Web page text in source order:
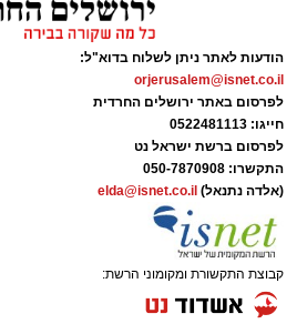
הודעות לאתר ניתן לשלוח בדוא"ל:
orjerusalem@isnet.co.il
לפרסום באתר ירושלים החרדית
חייגו: 0522481113
לפרסום ברשת ישראל נט
התקשרו: 050-7870908
(אלדה נתנאל) elda@isnet.co.il
קבוצת התקשורת ומקומוני הרשת: